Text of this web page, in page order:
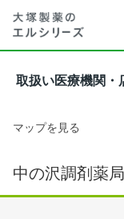
取扱い医療機関・
マップを見る
中の沢調剤薬局